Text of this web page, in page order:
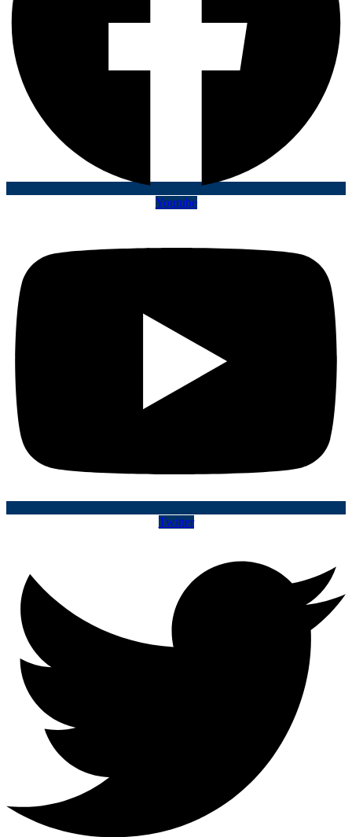
Youtube
Twitter